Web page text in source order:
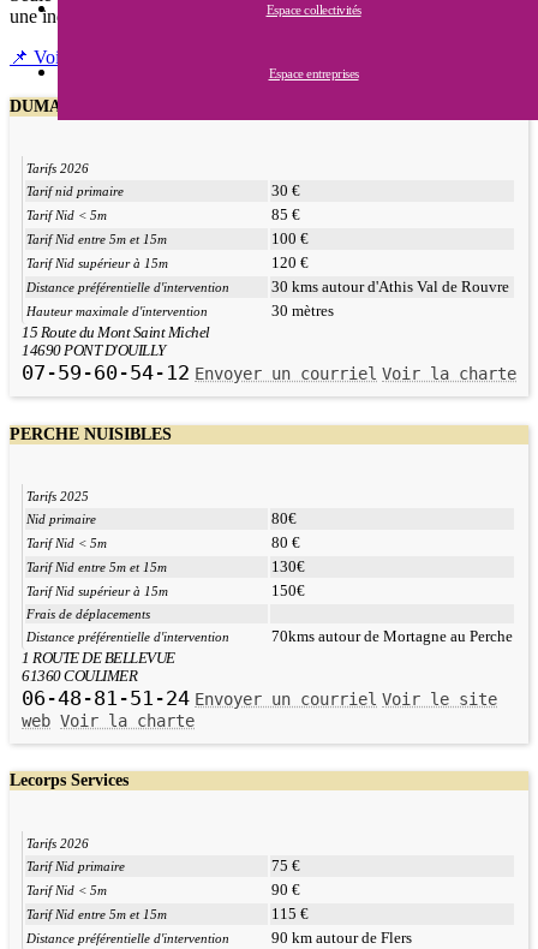
Espace collectivités
Espace entreprises
une indemnisation.
📌 Voir les entreprises sur une carte
DUMAY Matthias
Tarifs 2026
Tarif nid primaire
30 €
Tarif Nid < 5m 85 €
Tarif Nid entre 5m et 15m 100 €
Tarif Nid supérieur à 15m 120 €
Distance préférentielle d'intervention 30 kms autour d'Athis Val de Rouvre
Hauteur maximale d'intervention 30 mètres
15 Route du Mont Saint Michel
14690 PONT D'OUILLY
07-59-60-54-12 Envoyer un courriel Voir la charte
PERCHE NUISIBLES
Tarifs 2025
Nid primaire
80€
Tarif Nid < 5m 80 €
Tarif Nid entre 5m et 15m 130€
Tarif Nid supérieur à 15m 150€
Frais de déplacements
Distance préférentielle d'intervention
70kms autour de Mortagne au Perche
1 ROUTE DE BELLEVUE
61360 COULIMER
06-48-81-51-24 Envoyer un courriel Voir le site
web Voir la charte
Lecorps Services
Tarifs 2026
Tarif Nid primaire
75 €
Tarif Nid < 5m 90 €
Tarif Nid entre 5m et 15m 115 €
Distance préférentielle d'intervention 90 km autour de Flers